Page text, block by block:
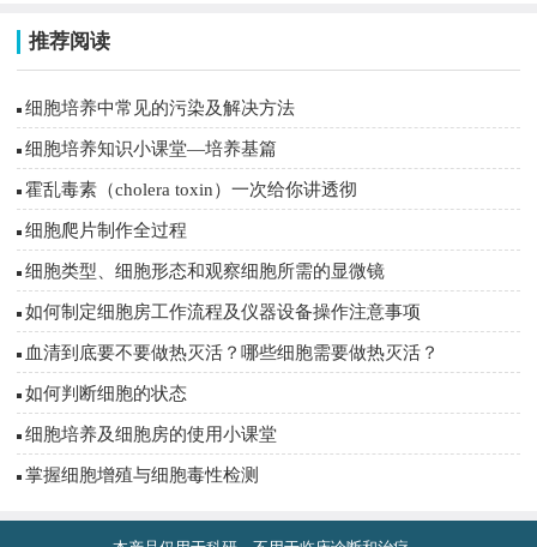
推荐阅读
细胞培养中常见的污染及解决方法
细胞培养知识小课堂—培养基篇
霍乱毒素（cholera toxin）一次给你讲透彻
细胞爬片制作全过程
细胞类型、细胞形态和观察细胞所需的显微镜
如何制定细胞房工作流程及仪器设备操作注意事项
血清到底要不要做热灭活？哪些细胞需要做热灭活？
如何判断细胞的状态
细胞培养及细胞房的使用小课堂
掌握细胞增殖与细胞毒性检测